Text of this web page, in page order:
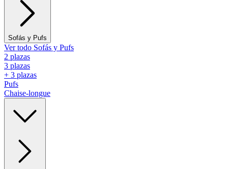
Sofás y Pufs
Ver todo Sofás y Pufs
2 plazas
3 plazas
+ 3 plazas
Pufs
Chaise-longue